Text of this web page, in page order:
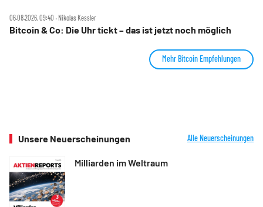
06.08.2026, 09:40 ‧ Nikolas Kessler
Bitcoin & Co: Die Uhr tickt – das ist jetzt noch möglich
Mehr Bitcoin Empfehlungen
Unsere Neuerscheinungen Alle Neuerscheinungen
Milliarden im Weltraum